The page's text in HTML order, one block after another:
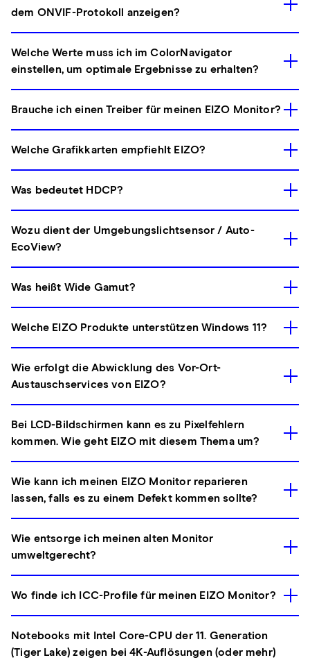
dem ONVIF-Protokoll anzeigen?
Welche Werte muss ich im ColorNavigator
einstellen, um optimale Ergebnisse zu erhalten?
Brauche ich einen Treiber für meinen EIZO Monitor?
Welche Grafikkarten empfiehlt EIZO?
Was bedeutet HDCP?
Wozu dient der Umgebungslichtsensor / Auto-
EcoView?
Was heißt Wide Gamut?
Welche EIZO Produkte unterstützen Windows 11?
Wie erfolgt die Abwicklung des Vor-Ort-
Austauschservices von EIZO?
Bei LCD-Bildschirmen kann es zu Pixelfehlern
kommen. Wie geht EIZO mit diesem Thema um?
Wie kann ich meinen EIZO Monitor reparieren
lassen, falls es zu einem Defekt kommen sollte?
Wie entsorge ich meinen alten Monitor
umweltgerecht?
Wo finde ich ICC-Profile für meinen EIZO Monitor?
Notebooks mit Intel Core-CPU der 11. Generation
(Tiger Lake) zeigen bei 4K-Auflösungen (oder mehr)